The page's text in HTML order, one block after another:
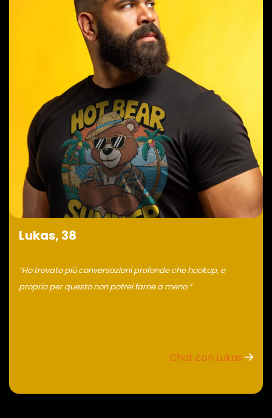
Lukas, 38
“Ho trovato più conversazioni profonde che hookup, e
proprio per questo non potrei farne a meno.”
Chat con Lukas